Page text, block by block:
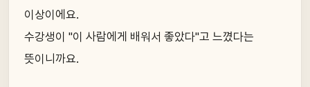
이상이에요.
수강생이 "이 사람에게 배워서 좋았다"고 느꼈다는
뜻이니까요.